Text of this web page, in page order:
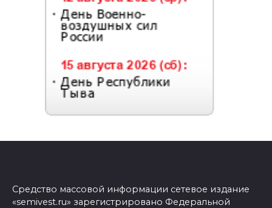
Средство массовой информации сетевое издание
«semivest.ru» зарегистрировано Федеральной